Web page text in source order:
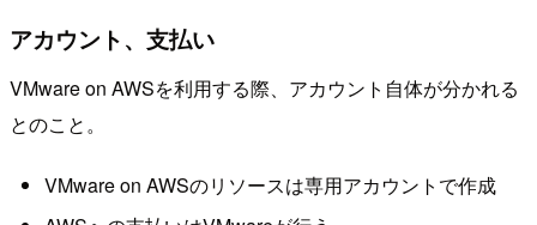
アカウント、支払い
VMware on AWSを利用する際、アカウント自体が分かれる
とのこと。
VMware on AWSのリソースは専用アカウントで作成